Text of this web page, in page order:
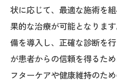
状に応じて、最適な施術を
果的な治療が可能となりま
備を導入し、正確な診断を
が患者からの信頼を得るた
フターケアや健康維持のた